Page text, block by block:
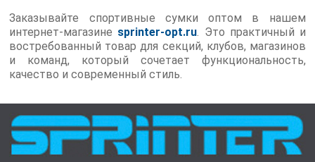
Заказывайте спортивные сумки оптом в нашем
интернет-магазине sprinter-opt.ru. Это практичный и
востребованный товар для секций, клубов, магазинов
и команд, который сочетает функциональность,
качество и современный стиль.